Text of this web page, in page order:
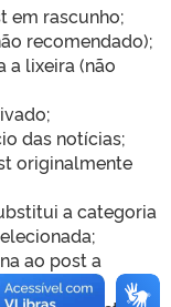
em rascunho;
recomendado);
a lixeira (não
das notícias;
originalmente
a categoria
ao post a